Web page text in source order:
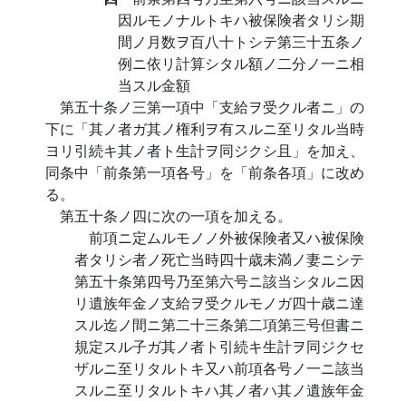
因ルモノナルトキハ被保険者タリシ期
間ノ月数ヲ百八十トシテ第三十五条ノ
例ニ依リ計算シタル額ノ二分ノ一ニ相
当スル金額
第五十条ノ三第一項中「支給ヲ受クル者ニ」の
下に「其ノ者ガ其ノ権利ヲ有スルニ至リタル当時
ヨリ引続キ其ノ者ト生計ヲ同ジクシ且」を加え、
同条中「前条第一項各号」を「前条各項」に改め
る。
第五十条ノ四に次の一項を加える。
前項ニ定ムルモノノ外被保険者又ハ被保険
者タリシ者ノ死亡当時四十歳未満ノ妻ニシテ
第五十条第四号乃至第六号ニ該当シタルニ因
リ遺族年金ノ支給ヲ受クルモノガ四十歳ニ達
スル迄ノ間ニ第二十三条第二項第三号但書ニ
規定スル子ガ其ノ者ト引続キ生計ヲ同ジクセ
ザルニ至リタルトキ又ハ前項各号ノ一ニ該当
スルニ至リタルトキハ其ノ者ハ其ノ遺族年金